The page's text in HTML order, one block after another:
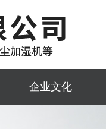
企业文化